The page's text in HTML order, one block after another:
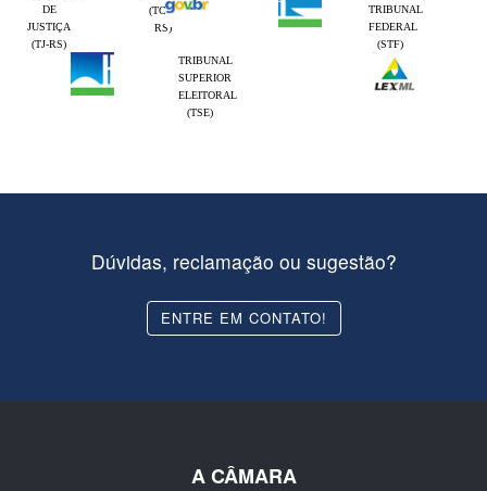
(TCE-
RS)
DE
JUSTIÇA
(TJ-RS)
TRIBUNAL
FEDERAL
(STF)
TRIBUNAL
SUPERIOR
ELEITORAL
(TSE)
Dúvidas, reclamação ou sugestão?
ENTRE EM CONTATO!
A CÂMARA